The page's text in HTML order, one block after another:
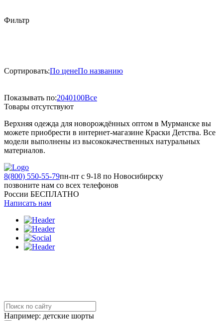
Фильтр
Сортировать:По ценеПо названию
Показывать по:2040100Все
Товары отсутствуют
Верхняя одежда для новорождённых оптом в Мурманске вы
можете приобрести в интернет-магазине Краски Детства. Все
модели выполнены из высококачественных натуральных
материалов.
8(800) 550-55-79пн-пт с 9-18 по Новосибирску
позвоните нам со всех телефонов
России БЕСПЛАТНО
Написать нам
Например: детские шорты